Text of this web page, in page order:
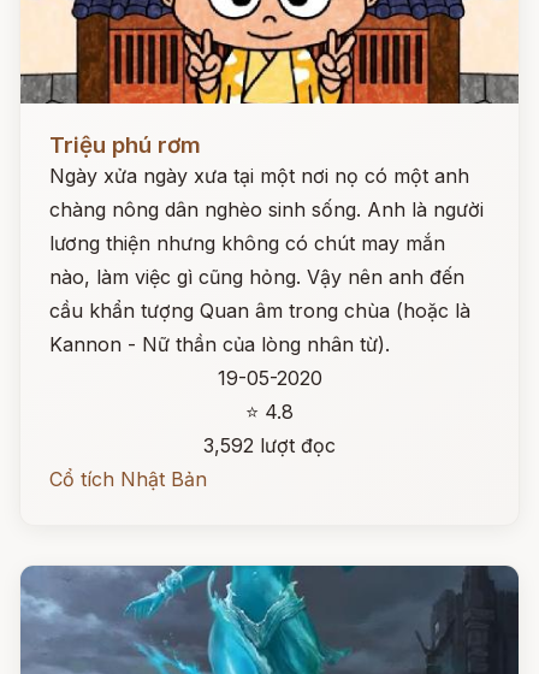
Triệu phú rơm
Ngày xửa ngày xưa tại một nơi nọ có một anh
chàng nông dân nghèo sinh sống. Anh là người
lương thiện nhưng không có chút may mắn
nào, làm việc gì cũng hỏng. Vậy nên anh đến
cầu khẩn tượng Quan âm trong chùa (hoặc là
Kannon - Nữ thần của lòng nhân từ).
19-05-2020
⭐ 4.8
3,592 lượt đọc
Cổ tích Nhật Bản